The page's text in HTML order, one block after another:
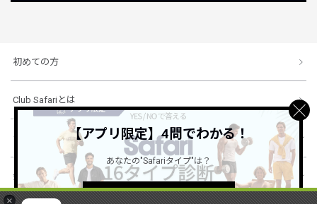
×
初めての方
Club Safariとは
ショッピングガイド
会社概要・規約
【アプリ限定】4問でわかる！
あなたの"Safariタイプ"は？
詳しくはこちら ＞